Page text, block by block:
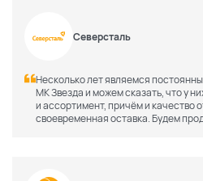
Северсталь
Несколько лет являемся
МК Звезда и можем сказать, что у
и ассортимент, причём и качество
своевременная оставка. Будем